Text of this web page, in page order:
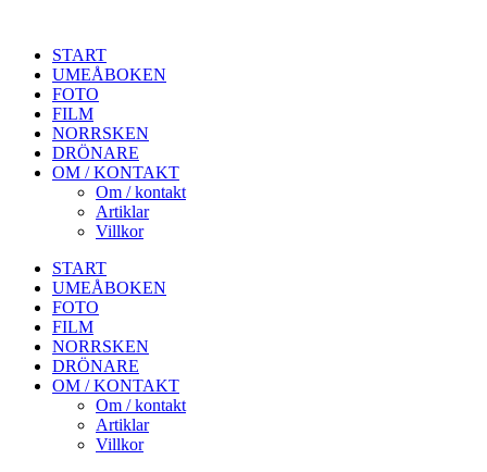
START
UMEÅBOKEN
FOTO
FILM
NORRSKEN
DRÖNARE
OM / KONTAKT
Om / kontakt
Artiklar
Villkor
START
UMEÅBOKEN
FOTO
FILM
NORRSKEN
DRÖNARE
OM / KONTAKT
Om / kontakt
Artiklar
Villkor